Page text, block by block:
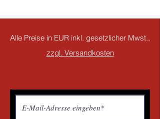
Alle Preise in EUR inkl. gesetzlicher Mwst.,
zzgl. Versandkosten